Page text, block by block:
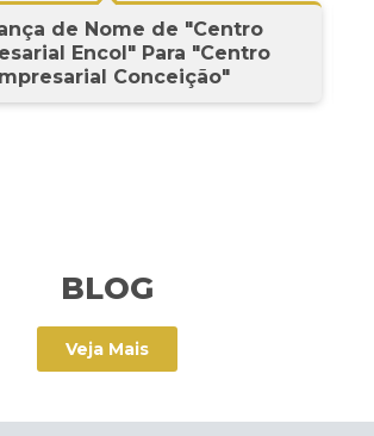
de Nome de "Centro
Encol" Para "Centro
Conceição"
BLOG
Veja Mais